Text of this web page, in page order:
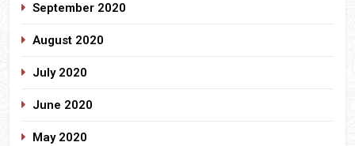
September 2020
August 2020
July 2020
June 2020
May 2020